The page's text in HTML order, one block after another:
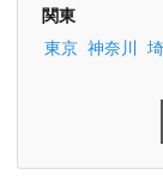
関東
東京 神奈川